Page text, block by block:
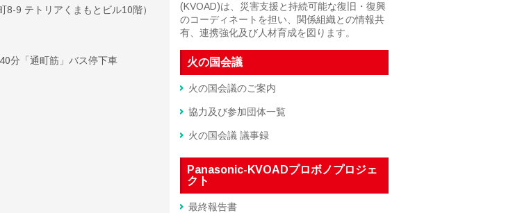
9 テトリアくまもとビル10階）
分「通町筋」バス停下車
(KVOAD)は、災害支援と持続可能な復旧・復興
のコーディネートを担い、関係組織との情報共
有、連携強化及び人材育成を図ります。
火の国会議
火の国会議のご案内
協力及び参加団体一覧
火の国会議 議事録
Panasonic-KVOADプロボノプロジェ
クト
最終報告書